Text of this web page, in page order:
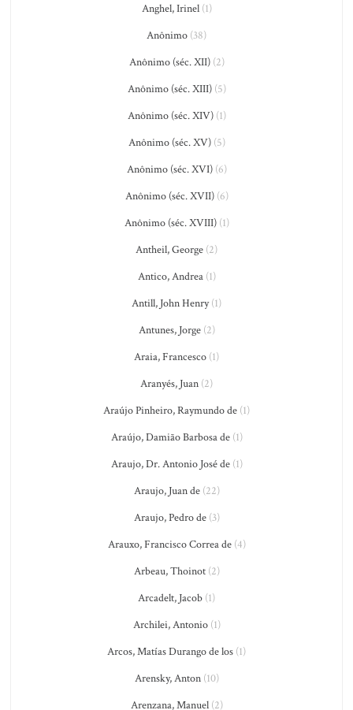
Anghel, Irinel(1)
Anônimo (38)
Anônimo (séc. XII)(2)
Anônimo (séc. XIII)(5)
Anônimo (séc. XIV)(1)
Anônimo (séc. XV)(5)
Anônimo (séc. XVI)(6)
Anônimo (séc. XVII)(6)
Anônimo (séc. XVIII)(1)
Antheil, George (2)
Antico, Andrea(1)
Antill, John Henry(1)
Antunes, Jorge(2)
Araia, Francesco (1)
Aranyés, Juan (2)
Araújo Pinheiro, Raymundo de (1)
Araújo, Damião Barbosa de(1)
Araujo, Dr. Antonio José de(1)
Araujo, Juan de(22)
Araujo, Pedro de(3)
Arauxo, Francisco Correa de(4)
Arbeau, Thoinot(2)
Arcadelt, Jacob (1)
Archilei, Antonio(1)
Arcos, Matías Durango de los (1)
Arensky, Anton(10)
Arenzana, Manuel(2)